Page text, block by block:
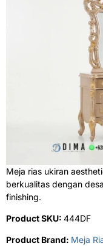
Meja rias ukiran
berkualitas dengan
finishing.
Product SKU: 444DF
Product Brand: Meja